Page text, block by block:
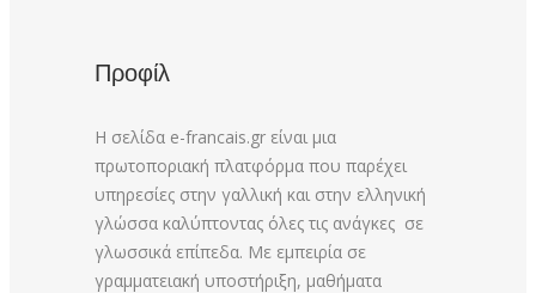
Προφίλ
Η σελίδα e-francais.gr είναι μια
πρωτοποριακή πλατφόρμα που παρέχει
υπηρεσίες στην γαλλική και στην ελληνική
γλώσσα καλύπτοντας όλες τις ανάγκες σε
γλωσσικά επίπεδα. Με εμπειρία σε
γραμματειακή υποστήριξη, μαθήματα